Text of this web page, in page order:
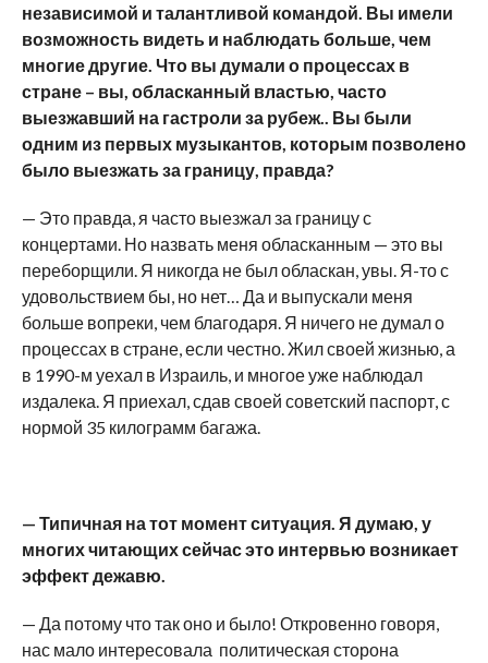
независимой и талантливой командой. Вы имели
возможность видеть и наблюдать больше, чем
многие другие. Что вы думали о процессах в
стране – вы, обласканный властью, часто
выезжавший на гастроли за рубеж.. Вы были
одним из первых музыкантов, которым позволено
было выезжать за границу, правда?
— Это правда, я часто выезжал за границу с
концертами. Но назвать меня обласканным — это вы
переборщили. Я никогда не был обласкан, увы. Я-то с
удовольствием бы, но нет… Да и выпускали меня
больше вопреки, чем благодаря. Я ничего не думал о
процессах в стране, если честно. Жил своей жизнью, а
в 1990-м уехал в Израиль, и многое уже наблюдал
издалека. Я приехал, сдав своей советский паспорт, с
нормой 35 килограмм багажа.
— Типичная на тот момент ситуация. Я думаю, у
многих читающих сейчас это интервью возникает
эффект дежавю.
— Да потому что так оно и было! Откровенно говоря,
нас мало интересовала политическая сторона